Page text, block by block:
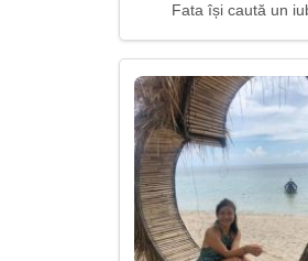
Fata își caută un